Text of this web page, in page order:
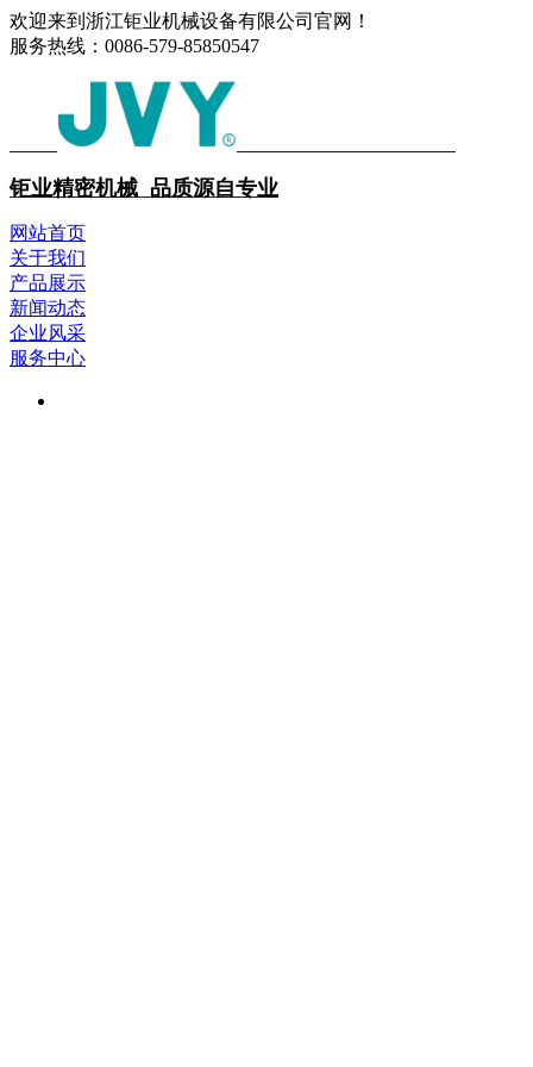
欢迎来到浙江钜业机械设备有限公司官网！
服务热线： 0086-579-85850547
钜业精密机械 品质源自专业
网站首页
关于我们
产品展示
新闻动态
企业风采
服务中心